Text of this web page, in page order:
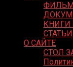
КНИГИ
СТАТЬИ
О САЙТЕ
СТОЛ